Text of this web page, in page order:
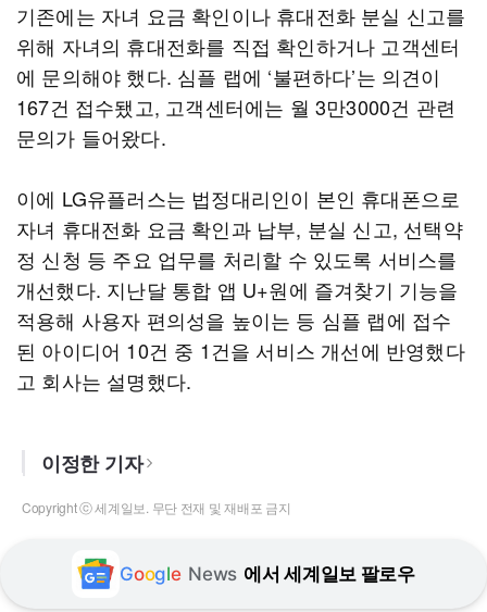
기존에는 자녀 요금 확인이나 휴대전화 분실 신고를
위해 자녀의 휴대전화를 직접 확인하거나 고객센터
에 문의해야 했다. 심플 랩에 ‘불편하다’는 의견이
167건 접수됐고, 고객센터에는 월 3만3000건 관련
문의가 들어왔다.
이에 LG유플러스는 법정대리인이 본인 휴대폰으로
자녀 휴대전화 요금 확인과 납부, 분실 신고, 선택약
정 신청 등 주요 업무를 처리할 수 있도록 서비스를
개선했다. 지난달 통합 앱 U+원에 즐겨찾기 기능을
적용해 사용자 편의성을 높이는 등 심플 랩에 접수
된 아이디어 10건 중 1건을 서비스 개선에 반영했다
고 회사는 설명했다.
이정한 기자
Copyright ⓒ 세계일보. 무단 전재 및 재배포 금지
Google News 에서 세계일보 팔로우